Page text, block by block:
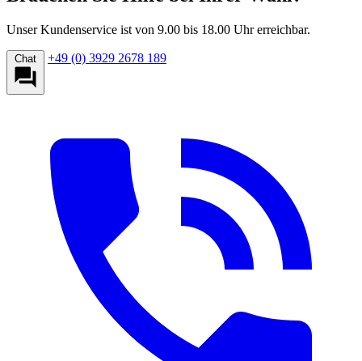
Unser Kundenservice ist von 9.00 bis 18.00 Uhr erreichbar.
Chat +49 (0) 3929 2678 189